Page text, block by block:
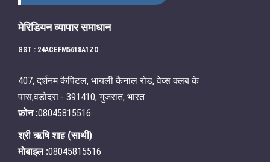
मेरिडियन व्यापार समाधान
GST : 24ACEFM5618A1ZO
407, दर्शनम कैपिटल, भायली कैनाल रोड, वेव्स क्लब के
पास,वडोदरा - 391410, गुजरात, भारत
फ़ोन :08045815516
श्री ऋषि शाह(साथी)
मोबाइल :08045815516